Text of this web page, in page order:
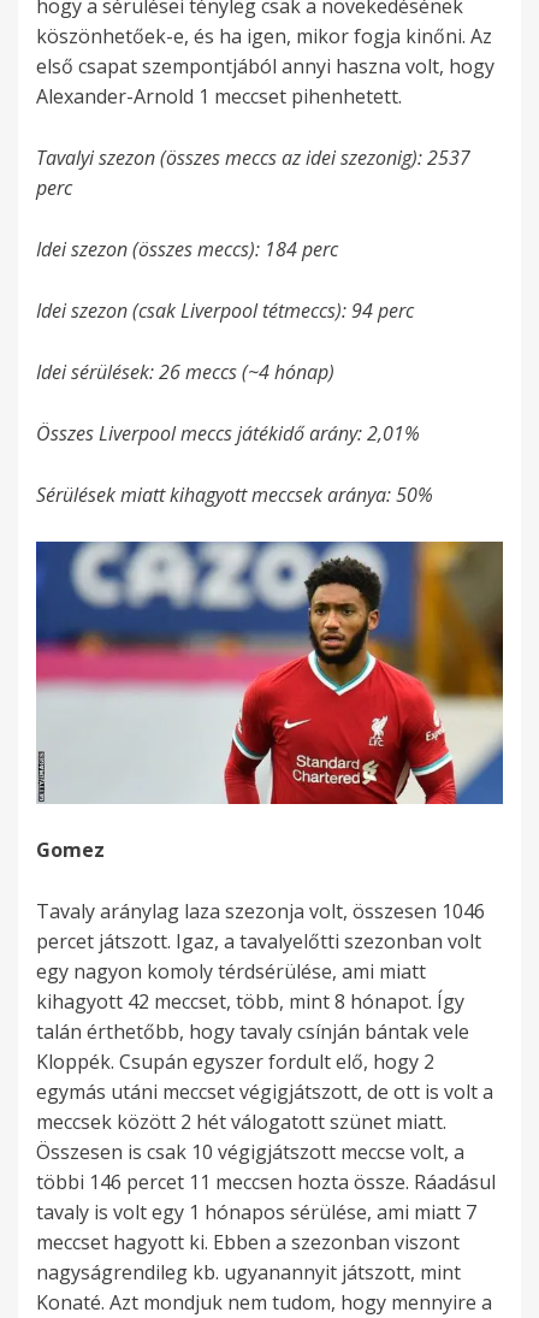
hogy a sérülései tényleg csak a növekedésének
köszönhetőek-e, és ha igen, mikor fogja kinőni. Az
első csapat szempontjából annyi haszna volt, hogy
Alexander-Arnold 1 meccset pihenhetett.
Tavalyi szezon (összes meccs az idei szezonig): 2537
perc
Idei szezon (összes meccs): 184 perc
Idei szezon (csak Liverpool tétmeccs): 94 perc
Idei sérülések: 26 meccs (~4 hónap)
Összes Liverpool meccs játékidő arány: 2,01%
Sérülések miatt kihagyott meccsek aránya: 50%
Gomez
Tavaly aránylag laza szezonja volt, összesen 1046
percet játszott. Igaz, a tavalyelőtti szezonban volt
egy nagyon komoly térdsérülése, ami miatt
kihagyott 42 meccset, több, mint 8 hónapot. Így
talán érthetőbb, hogy tavaly csínján bántak vele
Kloppék. Csupán egyszer fordult elő, hogy 2
egymás utáni meccset végigjátszott, de ott is volt a
meccsek között 2 hét válogatott szünet miatt.
Összesen is csak 10 végigjátszott meccse volt, a
többi 146 percet 11 meccsen hozta össze. Ráadásul
tavaly is volt egy 1 hónapos sérülése, ami miatt 7
meccset hagyott ki. Ebben a szezonban viszont
nagyságrendileg kb. ugyanannyit játszott, mint
Konaté. Azt mondjuk nem tudom, hogy mennyire a